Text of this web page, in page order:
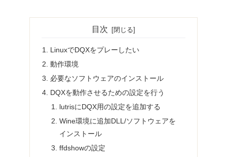
目次
LinuxでDQXをプレーしたい
動作環境
必要なソフトウェアのインストール
DQXを動作させるための設定を行う
lutrisにDQX用の設定を追加する
Wine環境に追加DLL/ソフトウェアを
インストール
ffdshowの設定